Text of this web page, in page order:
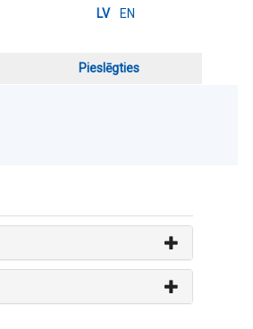
LV EN
Pieslēgties